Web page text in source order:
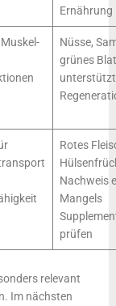
Ernährung
Nüsse,
grünes
unterstützt
Rotes
Nachweis
Mangels
prüfen
relevant
Im nächsten